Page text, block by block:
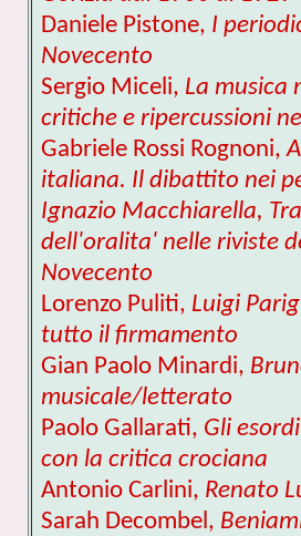
Daniele Pistone, I
Novecento
Sergio Miceli, La musica
critiche e ripercussioni
Gabriele Rossi Rognoni,
italiana. Il dibattito nei
Ignazio Macchiarella,
dell'oralita' nelle riviste
Novecento
Lorenzo Puliti, Luigi
tutto il firmamento
Gian Paolo Minardi,
musicale/letterato
Paolo Gallarati, Gli
con la critica crociana
Antonio Carlini, Renato
Sarah Decombel,